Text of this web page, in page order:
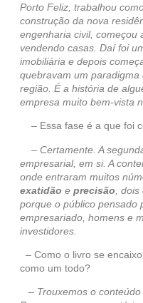
Porto Feliz, trabalhou
construção da nova
engenharia civil, começou
vendendo casas. Daí foi
imobiliária e depois
quebravam um
região. É a história de
empresa muito bem-vista
– Essa fase é a que foi
– Certamente. A
empresarial, em si. A
onde entraram muitos
exatidão e precisão ,
porque o público pensado
empresariado, homens e
investidores.
– Como o livro se
como um todo?
– Trouxemos o